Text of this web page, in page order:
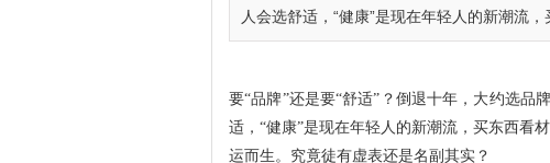
人会选舒适，“健康”是现在年轻人的新潮流
要“品牌”还是要“舒适”？倒退十年，大约选品
适，“健康”是现在年轻人的新潮流，买东西看
运而生。究竟徒有虚表还是名副其实？